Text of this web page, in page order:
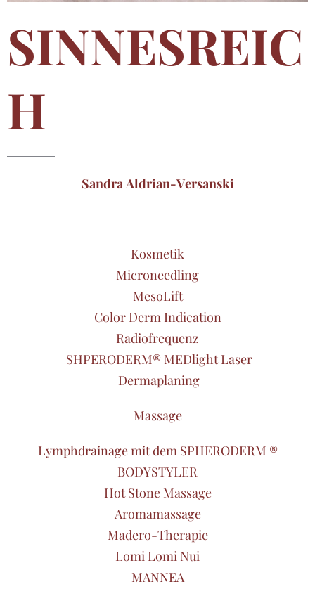
SINNESREIC
H
Sandra Aldrian-Versanski
Kosmetik
Microneedling
MesoLift
Color Derm Indication
Radiofrequenz
SHPERODERM® MEDlight Laser
Dermaplaning
Massage
Lymphdrainage mit dem SPHERODERM ®
BODYSTYLER
Hot Stone Massage
Aromamassage
Madero-Therapie
Lomi Lomi Nui
MANNEA